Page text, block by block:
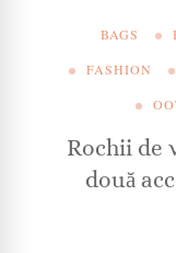
BAGS
FASHION
Rochii de
două